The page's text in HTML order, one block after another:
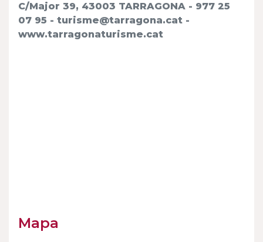
C/Major 39, 43003 TARRAGONA - 977 25
07 95 - turisme@tarragona.cat -
www.tarragonaturisme.cat
Mapa